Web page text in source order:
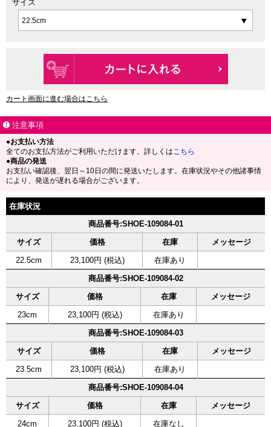
サイズ
カート画面に進む場合はこちら
注意事項
●お支払い方法
全てのお支払方法がご利用いただけます。詳しくはこちら
●商品の発送
お支払い確認後、翌日～10日の間に発送いたします。在庫状況やその他諸事情
により、発送が遅れる場合がございます。
在庫状況
商品番号:SHOE-109084-01
サイズ
価格 在庫
メッセージ
22.5cm
23,100円 (税込)
在庫あり
商品番号:SHOE-109084-02
サイズ
価格 在庫
メッセージ
23cm
23,100円 (税込)
在庫あり
商品番号:SHOE-109084-03
サイズ
価格 在庫
メッセージ
23.5cm
23,100円 (税込)
在庫あり
商品番号:SHOE-109084-04
サイズ
価格 在庫
メッセージ
24cm
23,100円 (税込) 在庫なし